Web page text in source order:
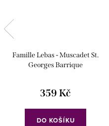
Famille Lebas - Muscadet St.
Georges Barrique
359 Kč
DO KOŠÍKU